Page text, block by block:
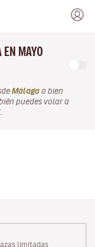
EN MAYO
Málaga o bien
puedes volar a
limitadas